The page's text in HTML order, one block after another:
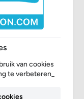
van cookies
te verbeteren_